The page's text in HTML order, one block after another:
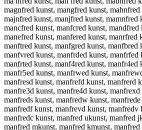
magnfred kunst, mangfred kunst,
majnfred kunst, manjfred kunst, mamnfred
mancfred kunst, manfcred kunst, mandfred
manefred kunst, manfered kunst, manrfred
manftred kunst, manfgred kunst, manfbred
manfvred kunst, manfrded kunst, manfrfed
manfrted kunst, manf4red kunst, manfr4ed
manfr5ed kunst, manfrwed kunst,
manfresd kunst, manfrefd kunst, manfrerd
manfre3d kunst, manfre4d kunst,
manfreds kunst, manfredw kunst,
manfredf kunst, manfrevd kunst, manfredv
manfredc kunst, manfred ukunst, manfred
manfred mkunst, manfred kmunst,